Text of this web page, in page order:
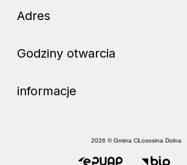
Adres
Godziny otwarcia
informacje
2026 © Gmina CŁososina Dolna